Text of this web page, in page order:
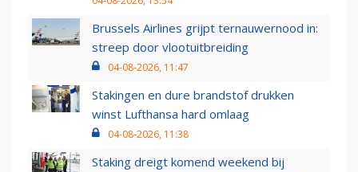
Brussels Airlines grijpt ternauwernood in:
streep door vlootuitbreiding
04-08-2026, 11:47
Stakingen en dure brandstof drukken
winst Lufthansa hard omlaag
04-08-2026, 11:38
Staking dreigt komend weekend bij